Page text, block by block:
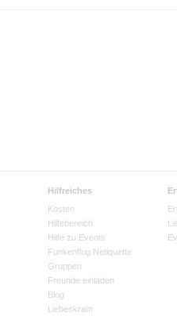
Hilfreiches
Kosten
Hilfebereich
Hilfe zu Events
Funkenflug Netiquette
Gruppen
Freunde einladen
Blog
Liebeskram